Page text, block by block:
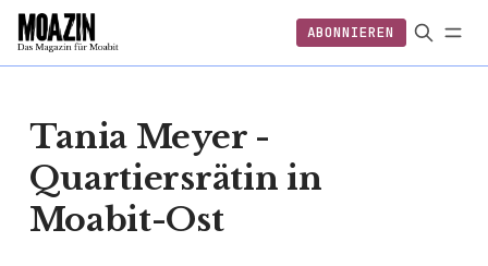
ABONNIEREN
EINLOGGEN
ABONNIEREN FOLGEN
Tania Meyer -
Quartiersrätin in
Moabit-Ost